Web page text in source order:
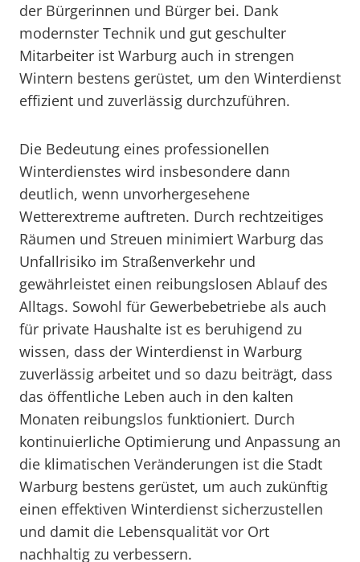
der Bürgerinnen und Bürger bei. Dank
modernster Technik und gut geschulter
Mitarbeiter ist Warburg auch in strengen
Wintern bestens gerüstet, um den Winterdienst
effizient und zuverlässig durchzuführen.
Die Bedeutung eines professionellen
Winterdienstes wird insbesondere dann
deutlich, wenn unvorhergesehene
Wetterextreme auftreten. Durch rechtzeitiges
Räumen und Streuen minimiert Warburg das
Unfallrisiko im Straßenverkehr und
gewährleistet einen reibungslosen Ablauf des
Alltags. Sowohl für Gewerbebetriebe als auch
für private Haushalte ist es beruhigend zu
wissen, dass der Winterdienst in Warburg
zuverlässig arbeitet und so dazu beiträgt, dass
das öffentliche Leben auch in den kalten
Monaten reibungslos funktioniert. Durch
kontinuierliche Optimierung und Anpassung an
die klimatischen Veränderungen ist die Stadt
Warburg bestens gerüstet, um auch zukünftig
einen effektiven Winterdienst sicherzustellen
und damit die Lebensqualität vor Ort
nachhaltig zu verbessern.